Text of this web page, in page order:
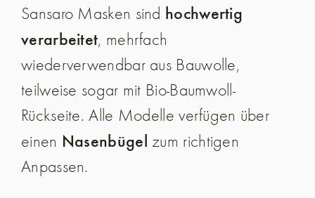
Sansaro Masken sind hochwertig
verarbeitet, mehrfach
wiederverwendbar aus Bauwolle,
teilweise sogar mit Bio-Baumwoll-
Rückseite. Alle Modelle verfügen über
einen Nasenbügel zum richtigen
Anpassen.